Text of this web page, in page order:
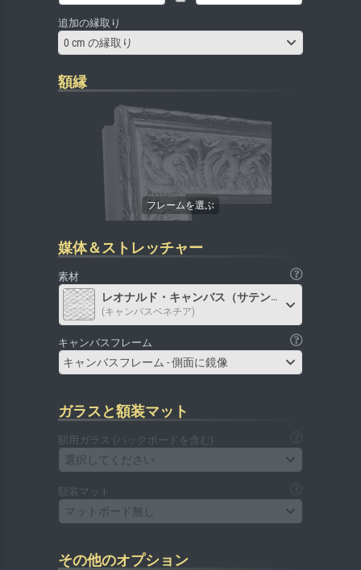
追加の縁取り
0 cm の縁取り
額縁
媒体＆ストレッチャー
素材
レオナルド・キャンバス（サテン）
(キャンバスベネチア)
キャンバスフレーム
キャンバスフレーム - 側面に鏡像
ガラスと額装マット
額用ガラス (バックボードを含む)
選択してください
額装マット
マットボード無し
その他のオプション